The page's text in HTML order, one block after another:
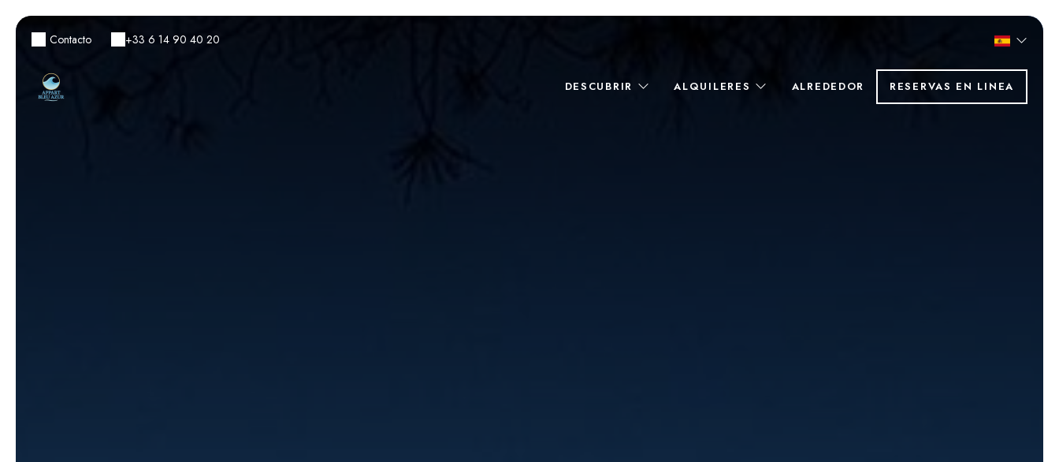
Contacto +33 6 14 90 40 20
DESCUBRIR ALQUILERES ALREDEDOR RESERVAS EN LINEA